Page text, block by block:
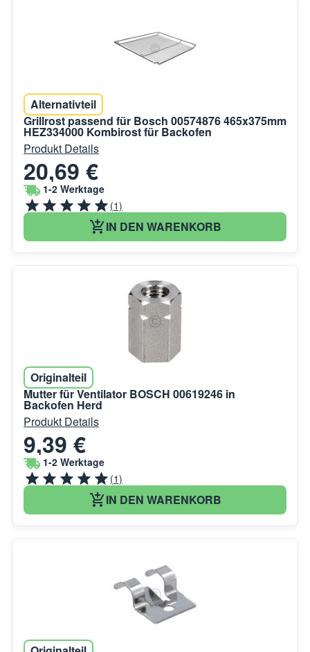
Alternativteil
Grillrost passend für Bosch 00574876 465x375mm
HEZ334000 Kombirost für Backofen
Produkt Details
20,69 €
1-2 Werktage
(1)
IN DEN WARENKORB
Originalteil
Mutter für Ventilator BOSCH 00619246 in
Backofen Herd
Produkt Details
9,39 €
1-2 Werktage
(1)
IN DEN WARENKORB